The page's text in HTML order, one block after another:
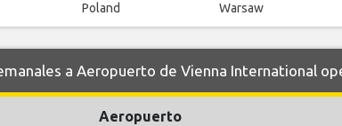
Poland Warsaw
a Aeropuerto de Vienna International
Aeropuerto